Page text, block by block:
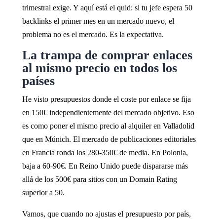
trimestral exige. Y aquí está el quid: si tu jefe espera 50
backlinks el primer mes en un mercado nuevo, el
problema no es el mercado. Es la expectativa.
La trampa de comprar enlaces
al mismo precio en todos los
países
He visto presupuestos donde el coste por enlace se fija
en 150€ independientemente del mercado objetivo. Eso
es como poner el mismo precio al alquiler en Valladolid
que en Múnich. El mercado de publicaciones editoriales
en Francia ronda los 280-350€ de media. En Polonia,
baja a 60-90€. En Reino Unido puede dispararse más
allá de los 500€ para sitios con un Domain Rating
superior a 50.
Vamos, que cuando no ajustas el presupuesto por país,